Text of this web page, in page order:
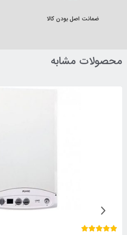
ضمانت اصل بودن کالا
محصولات مشابه